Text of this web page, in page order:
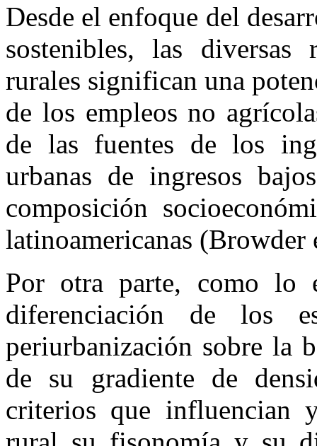
Desde el enfoque del
sostenibles, las diversas
rurales significan una
de los empleos no
de las fuentes de los
urbanas de ingresos
composición
latinoamericanas (Browder
Por otra parte, como lo
diferenciación de los
periurbanización sobre la
de su gradiente de
criterios que influencian